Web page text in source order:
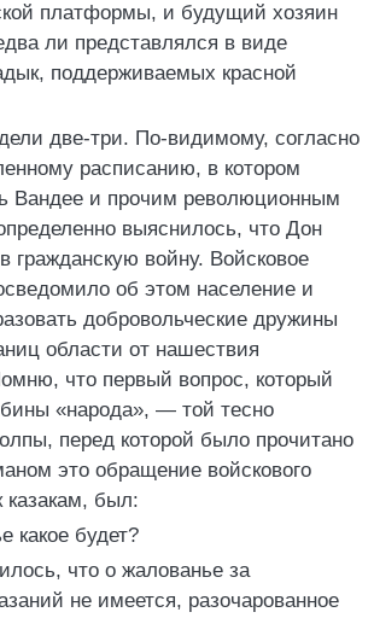
платформы, и будущий хозяин
ли представлялся в виде
поддерживаемых красной
две-три. По-видимому, согласно
расписанию, в котором
Вандее и прочим революционным
выяснилось, что Дон
гражданскую войну. Войсковое
об этом население и
добровольческие дружины
области от нашествия
что первый вопрос, который
«народа», — той тесно
перед которой было прочитано
это обращение войскового
казакам, был:
какое будет?
что о жалованье за
не имеется, разочарованное